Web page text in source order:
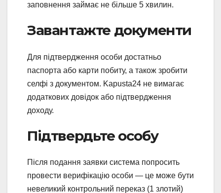
заповнення займає не більше 5 хвилин.
Завантажте документи
Для підтвердження особи достатньо
паспорта або карти побиту, а також зробити
селфі з документом. Kapusta24 не вимагає
додаткових довідок або підтвердження
доходу.
Підтвердьте особу
Після подання заявки система попросить
провести верифікацію особи — це може бути
невеликий контрольний переказ (1 злотий)